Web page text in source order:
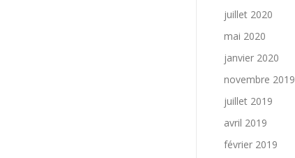
juillet 2020
mai 2020
janvier 2020
novembre 2019
juillet 2019
avril 2019
février 2019